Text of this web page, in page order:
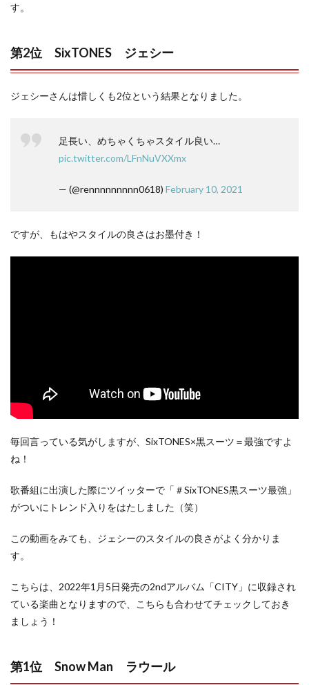
す。
第2位 SixTONES ジェシー
ジェシーさんは惜しくも2位という結果となりました。
足長い、めちゃくちゃスタイル良い…
pic.twitter.com/LFnNuVXXmx
— (@rennnnnnnnn0618) February 10, 2021
ですが、もはやスタイルの良さはお墨付き！
毎回言っている気がしますが、SixTONES×黒スーツ＝最強ですよ
ね！
歌番組に出演した際にツイッターで「＃SixTONES黒スーツ最強」
がついにトレンド入りをはたしました（笑）
この動画をみても、ジェシーのスタイルの良さがよく分かりま
す。
こちらは、2022年1月5日発売の2ndアルバム「CITY」に収録され
ている楽曲となりますので、こちらも合わせてチェックしておき
ましょう！
第1位 Snow Man ラウール